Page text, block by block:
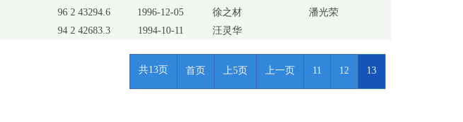
96 2 43294.6 1996-12-05 徐之材
潘光荣
94 2 42683.3 1994-10-11 汪灵华
共13页 首页 上5页 上一页 11 12 13